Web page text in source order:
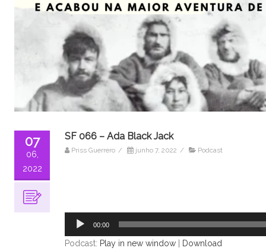
07
06,
2022
SF 066 – Ada Black Jack
Priss Guerrero / junho 7, 2022 / Podcast
00:00
Podcast: Play in new window
Download